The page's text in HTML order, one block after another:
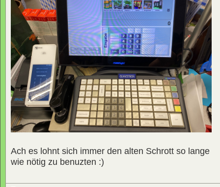
Ach es lohnt sich immer den alten Schrott so lange
wie nötig zu benuzten :)